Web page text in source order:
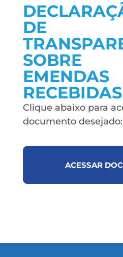
DE
SOBRE
EMENDAS
RECEBIDAS
Clique abaixo para
documento desejado:
ACESSAR